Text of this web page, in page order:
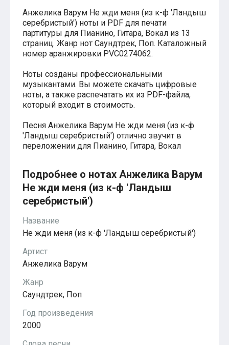
Брат-2
Властелин колец: Братство Кольца
Гордость и предубеждение
Классическая музыка
Времена года - Вивальди
Времена года - Чайковский
Сонаты Бетховена
Ноты для вальса
Из мультфильмов
Король лев
Холодное сердце
из мультфильмов Disney
Моана (Disney)
Ноты из аниме
Ходячий замок Хаула
Для обучения
1-ой класс обучения
2-ий класс обучения
Для детского сада
Ноты для младшей группы
Ноты для средней группы
Ноты для старшей группы
Духовная музыка
Пасхальные ноты
Христианская музыка
из компьютерных игр
The Legend Of Zelda
Super Mario Bros.
для различных игр
Анжелика Варум Не жди меня (из к-ф 'Ландыш
серебристый') ноты и PDF для печати
партитуры для Пианино, Гитара, Вокал из 13
страниц. Жанр нот Саундтрек, Поп. Каталожный
номер аранжировки PVС0274062.
Ноты созданы профессиональными
музыкантами. Вы можете скачать цифровые
ноты, а также распечатать их из PDF-файла,
который входит в стоимость.
Песня Анжелика Варум Не жди меня (из к-ф
'Ландыш серебристый') отлично звучит в
переложении для Пианино, Гитара, Вокал
Подробнее о нотах Анжелика Варум
Не жди меня (из к-ф 'Ландыш
серебристый')
Название
Не жди меня (из к-ф 'Ландыш серебристый')
Артист
Анжелика Варум
Жанр
Саундтрек, Поп
Год произведения
2000